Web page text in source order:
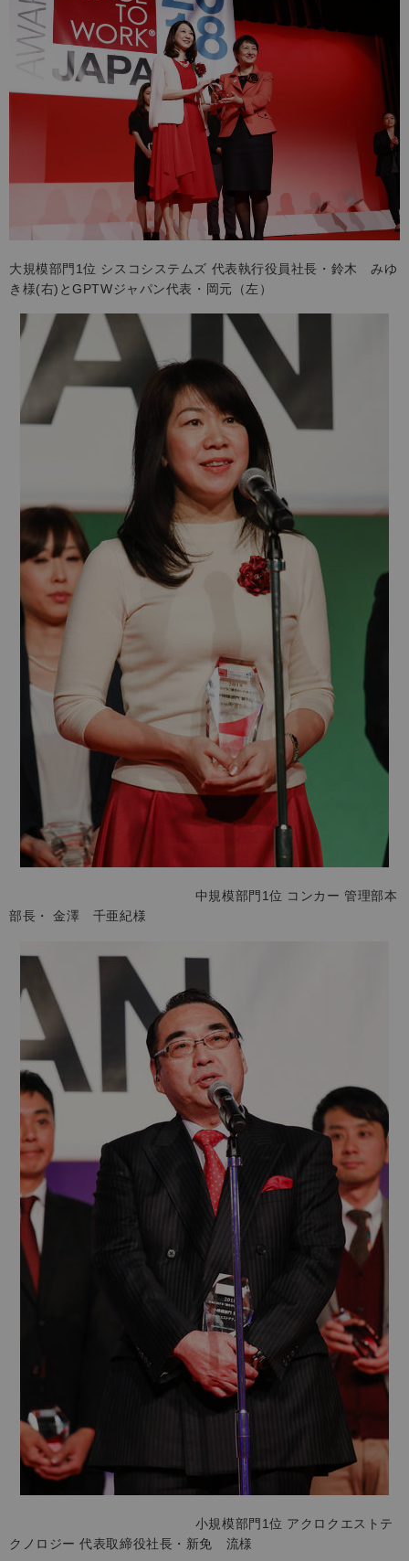
大規模部門1位 シスコシステムズ 代表執行役員社長・鈴木 みゆ
き様(右)とGPTWジャパン代表・岡元（左）
中規模部門1位 コンカー 管理部本
部長・ 金澤 千亜紀様
小規模部門1位 アクロクエストテ
クノロジー 代表取締役社長・新免 流様